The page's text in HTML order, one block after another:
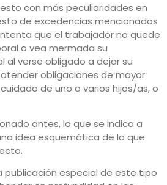
con más peculiaridades en
de excedencias mencionadas
que el trabajador no quede
o vea mermada su
al verse obligado a dejar su
obligaciones de mayor
de uno o varios hijos/as, o
antes, lo que se indica a
idea esquemática de lo que
publicación especial de este tipo